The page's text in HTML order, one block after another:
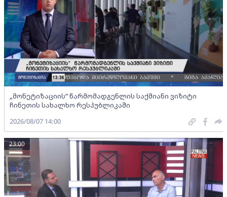
„მონეტიზაციის“ წარმომადგენლის საქმიანი ვიზიტი
ჩინეთის სახალხო რესპუბლიკაში
2026/08/07 14:00
23:00